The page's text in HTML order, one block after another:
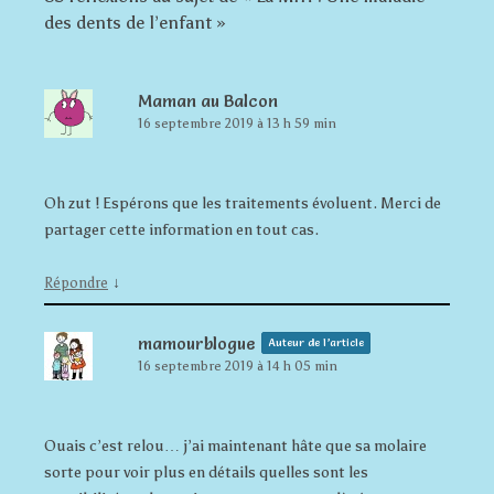
des dents de l’enfant »
Maman au Balcon
16 septembre 2019 à 13 h 59 min
Oh zut ! Espérons que les traitements évoluent. Merci de
partager cette information en tout cas.
Répondre ↓
mamourblogue Auteur de l’article
16 septembre 2019 à 14 h 05 min
Ouais c’est relou… j’ai maintenant hâte que sa molaire
sorte pour voir plus en détails quelles sont les